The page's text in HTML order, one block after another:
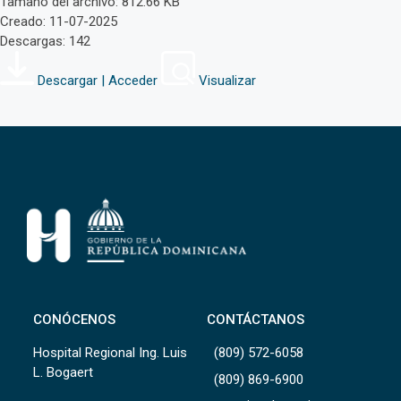
Creado: 11-07-2025
Descargas: 142
Descargar | Acceder Visualizar
CONÓCENOS
Hospital Regional Ing. Luis
L. Bogaert
CONTÁCTANOS
(809) 572-6058
(809) 869-6900